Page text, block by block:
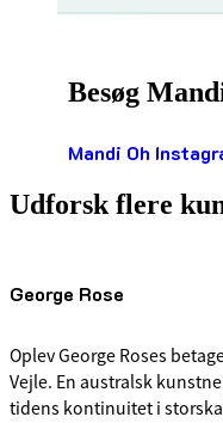
Besøg
Mandi Oh
Udforsk flere
George Rose
Oplev George Roses
Vejle. En australsk
tidens kontinuitet i